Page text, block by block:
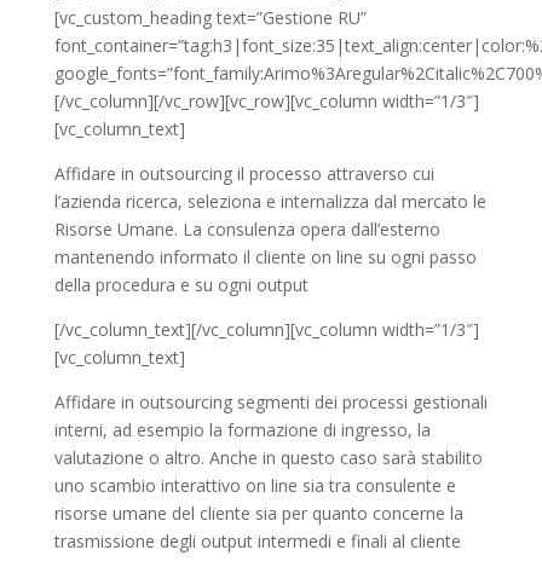
[vc_custom_heading text=”Gestione RU”
[/vc_column][/vc_row][vc_row][vc_column width=”1/3″]
[vc_column_text]
Affidare in outsourcing il processo attraverso cui
l’azienda ricerca, seleziona e internalizza dal mercato le
Risorse Umane. La consulenza opera dall’esterno
mantenendo informato il cliente on line su ogni passo
della procedura e su ogni output
[/vc_column_text][/vc_column][vc_column width=”1/3″]
[vc_column_text]
Affidare in outsourcing segmenti dei processi gestionali
interni, ad esempio la formazione di ingresso, la
valutazione o altro. Anche in questo caso sarà stabilito
uno scambio interattivo on line sia tra consulente e
risorse umane del cliente sia per quanto concerne la
trasmissione degli output intermedi e finali al cliente